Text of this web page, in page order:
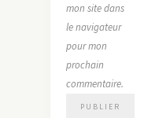
mon site dans
le navigateur
pour mon
prochain
commentaire.